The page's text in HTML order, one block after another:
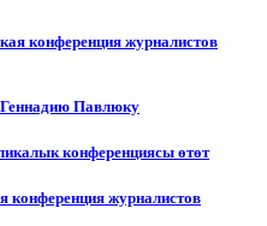
конференция журналистов
Геннадию Павлюку
конференциясы өтөт
конференция журналистов